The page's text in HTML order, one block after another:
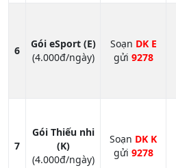
6
Gói eSport (E)
(4.000đ/ngày)
Soạn DK E
gửi 9278
7
Gói Thiếu nhi
(K)
(4.000đ/ngày)
Soạn DK K
gửi 9278